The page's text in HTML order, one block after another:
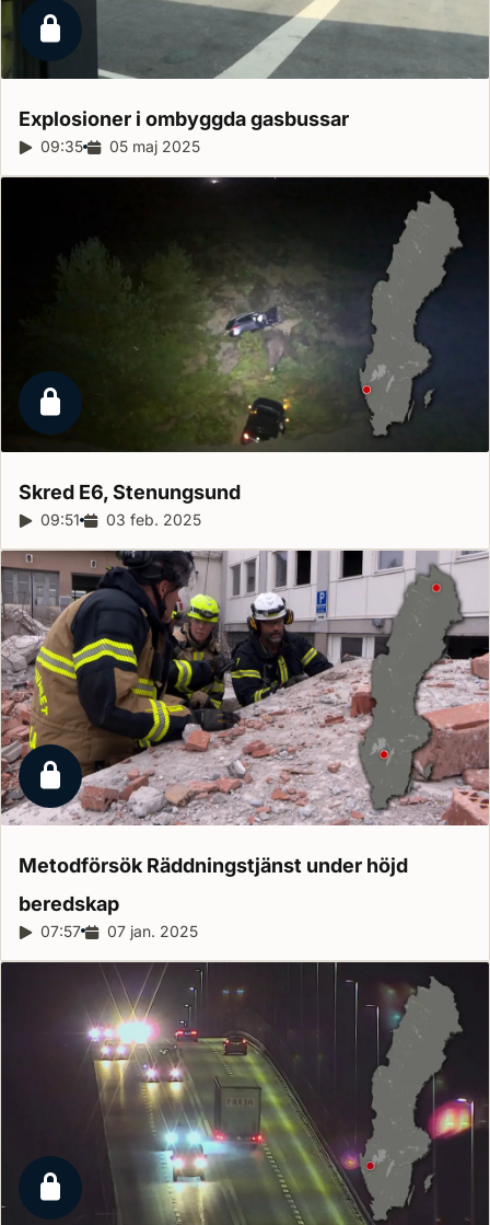
Låst reportage
Explosioner i ombyggdagasbussar
Reportagelängd:
09:35 Releasedatum:
05 maj 2025
Låst reportage
Skred E6,Stenungsund
Reportagelängd:
09:51 Releasedatum:
03 feb. 2025
Låst reportage
Metodförsök Räddningstjänst under höjd
beredskap
Reportagelängd:
07:57 Releasedatum:
07 jan. 2025
Låst reportage